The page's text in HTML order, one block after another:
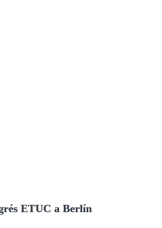
ETUC a Berlín